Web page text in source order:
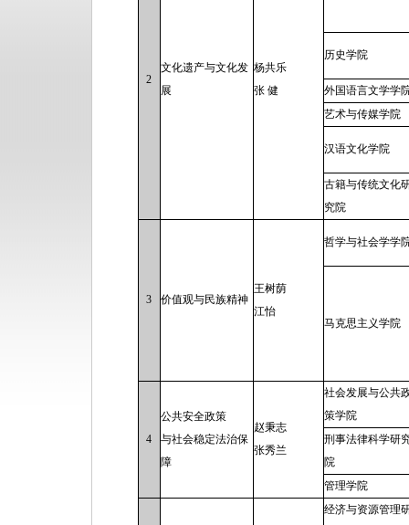
2
文化遗产与文化发
展
杨共乐
张 健
历史学院
外国语言文学学
艺术与传媒学院
汉语文化学院
古籍与传统文化
究院
3 价值观与民族精神
王树荫
江怡
哲学与社会学学
马克思主义学院
4
公共安全政策
与社会稳定法治保
障
赵秉志
张秀兰
社会发展与公共
策学院
刑事法律科学研
院
管理学院
经济与资源管理